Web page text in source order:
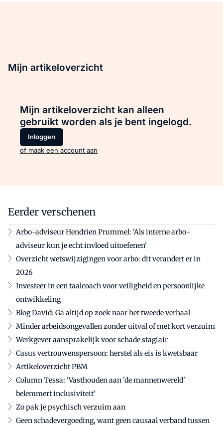
Mijn artikeloverzicht
Mijn artikeloverzicht kan alleen
gebruikt worden als je bent ingelogd.
Inloggen
of maak een account aan
Eerder verschenen
Arbo-adviseur Hendrien Prummel: 'Als interne arbo-
adviseur kun je echt invloed uitoefenen'
Overzicht wetswijzigingen voor arbo: dit verandert er in
2026
Investeer in een taalcoach voor veiligheid en persoonlijke
ontwikkeling
Blog David: Ga altijd op zoek naar het tweede verhaal
Minder arbeidsongevallen zonder uitval of met kort verzuim
Werkgever aansprakelijk voor schade stagiair
Casus vertrouwenspersoon: herstel als eis is kwetsbaar
Artikeloverzicht PBM
Column Tessa: 'Vasthouden aan 'de mannenwereld'
belemmert inclusiviteit'
Zo pak je psychisch verzuim aan
Geen schadevergoeding, want geen causaal verband tussen